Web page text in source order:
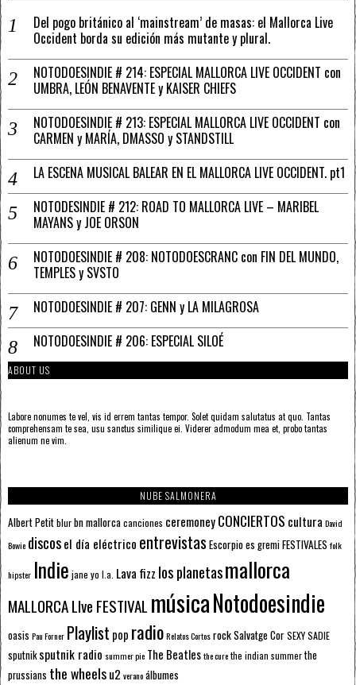
Del pogo británico al ‘mainstream’ de masas: el Mallorca Live
Occident borda su edición más mutante y plural.
NOTODOESINDIE # 214: ESPECIAL MALLORCA LIVE OCCIDENT con
UMBRA, LEÓN BENAVENTE y KAISER CHIEFS
NOTODOESINDIE # 213: ESPECIAL MALLORCA LIVE OCCIDENT con
CARMEN y MARÍA, DMASSO y STANDSTILL
LA ESCENA MUSICAL BALEAR EN EL MALLORCA LIVE OCCIDENT. pt1
NOTODESINDIE # 212: ROAD TO MALLORCA LIVE – MARIBEL
MAYANS y JOE ORSON
NOTODOESINDIE # 208: NOTODOESCRANC con FIN DEL MUNDO,
TEMPLES y SVSTO
NOTODOESINDIE # 207: GENN y LA MILAGROSA
NOTODOESINDIE # 206: ESPECIAL SILOÉ
ABOUT US
Labore nonumes te vel, vis id errem tantas tempor. Solet quidam salutatus at quo. Tantas
comprehensam te sea, usu sanctus similique ei. Viderer admodum mea et, probo tantas
alienum ne vim.
NUBE SALMONERA
Albert Petitblurbn mallorcacanciones ceremoneyCONCIERTOS cultura David
Bowie discosel día eléctrico entrevistas Escorpioes gremiFESTIVALES folk
hipster Indie jane yo l.a. Lava fizz los planetasmallorca
MALLORCA LIve FESTIVAL músicaNotodoesindie
oasis Pau Forner Playlist pop radioRelatos CortosrockSalvatge CorSEXY SADIE
sputnik sputnik radio summer pie The Beatlesthe curethe indian summerthe
prussians the wheelsu2 veranoálbumes